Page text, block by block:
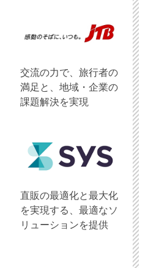
交流の力で、旅行者の
満足と、地域・企業の
課題解決を実現
直販の最適化と最大化
を実現する、最適なソ
リューションを提供